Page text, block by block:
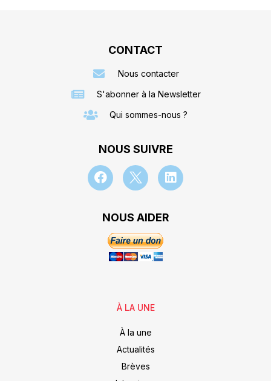
CONTACT
Nous contacter
S'abonner à la Newsletter
Qui sommes-nous ?
NOUS SUIVRE
NOUS AIDER
À LA UNE
À la une
Actualités
Brèves